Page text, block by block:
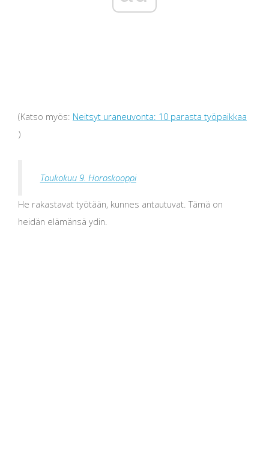
(Katso myös: Neitsyt uraneuvonta: 10 parasta työpaikkaa
)
Toukokuu 9. Horoskooppi
He rakastavat työtään, kunnes antautuvat. Tämä on
heidän elämänsä ydin.